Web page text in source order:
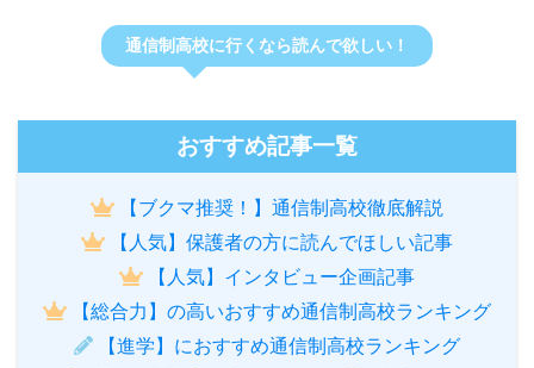
通信制高校に行くなら読んで欲しい！
おすすめ記事一覧
【ブクマ推奨！】通信制高校徹底解説
【人気】保護者の方に読んでほしい記事
【人気】インタビュー企画記事
【総合力】の高いおすすめ通信制高校ランキング
【進学】におすすめ通信制高校ランキング